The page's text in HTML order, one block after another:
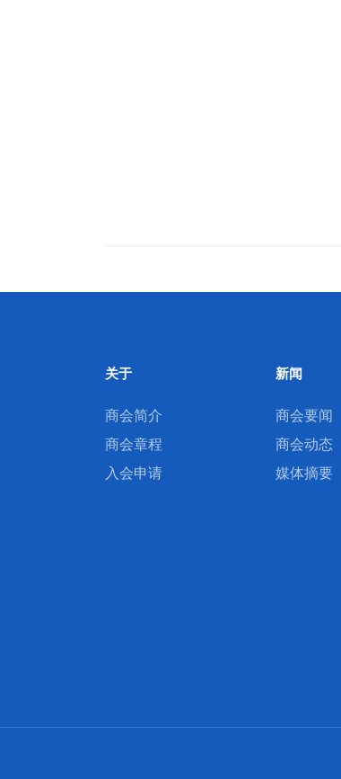
关于
商会简介
商会章程
入会申请
新闻
商会要闻
商会动态
媒体摘要